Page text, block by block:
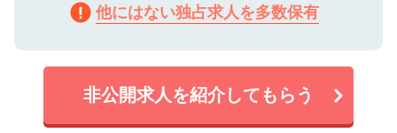
他にはない独占求人を多数保有
非公開求人を紹介してもらう